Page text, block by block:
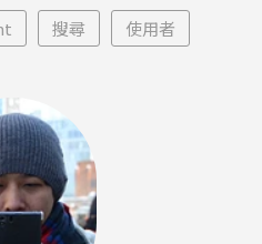
搜尋 使用者